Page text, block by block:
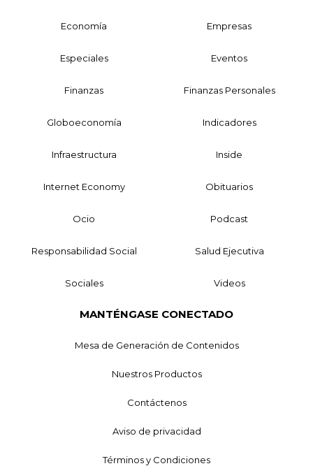
Economía Empresas
Especiales Eventos
Finanzas Finanzas Personales
Globoeconomía Indicadores
Infraestructura Inside
Internet Economy Obituarios
Ocio Podcast
Responsabilidad Social Salud Ejecutiva
Sociales Videos
MANTÉNGASE CONECTADO
Mesa de Generación de Contenidos
Nuestros Productos
Contáctenos
Aviso de privacidad
Términos y Condiciones